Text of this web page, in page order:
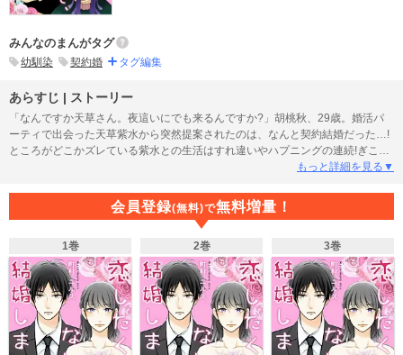
みんなのまんがタグ
幼馴染 契約婚 タグ編集
あらすじ | ストーリー
「なんですか天草さん。夜這いにでも来るんですか?」胡桃秋、29歳。婚活パ
ーティで出会った天草紫水から突然提案されたのは、なんと契約結婚だった…!
ところがどこかズレている紫水との生活はすれ違いやハプニングの連続!ぎこち
なく始まった契約結婚生活だけど、なんだかとても居心地が良くて…。「誰か
婚をした２人は、『本当の夫婦』になれるのか！？恋とは？結婚とは？男女の
在り方を描く不器用なラブストーリー！
もっと詳細を見る▼
会員登録(無料)で無料増量！
1巻 2巻 3巻